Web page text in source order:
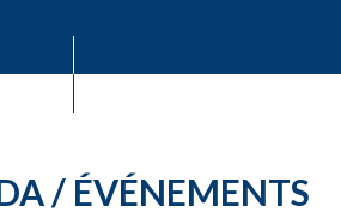
/ ÉVÉNEMENTS